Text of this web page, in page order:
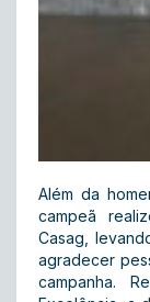
Além da
campeã
Casag,
agradecer
campanha.